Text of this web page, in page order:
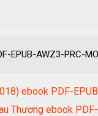
EPUB-AWZ3-PRC-
ebook PDF-
Thương ebook